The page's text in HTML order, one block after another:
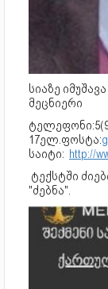
სიაზე
მეცნიერი
17ელ.ფოსტა:
საიტი: http://
ტექსტში
"ძებნა".